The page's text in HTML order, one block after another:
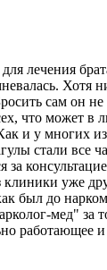
лечения
Хотя
сам он не
что может в
и у многих
стали все
за
уже
был до
мед" за
работающее